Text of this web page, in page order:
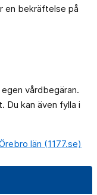
en bekräftelse på
vårdbegäran.
Du kan även fylla i
län (1177.se)